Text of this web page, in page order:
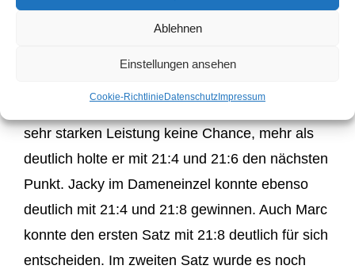
Ablehnen
Einstellungen ansehen
Cookie-Richtlinie Datenschutz Impressum
sehr starken Leistung keine Chance, mehr als
deutlich holte er mit 21:4 und 21:6 den nächsten
Punkt. Jacky im Dameneinzel konnte ebenso
deutlich mit 21:4 und 21:8 gewinnen. Auch Marc
konnte den ersten Satz mit 21:8 deutlich für sich
entscheiden. Im zweiten Satz wurde es noch